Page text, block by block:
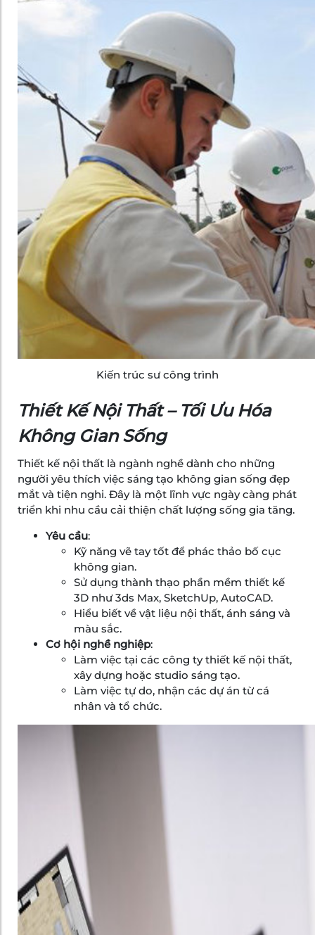
Kiến trúc sư công trình
Thiết Kế Nội Thất – Tối Ưu Hóa
Không Gian Sống
Thiết kế nội thất là ngành nghề dành cho những
người yêu thích việc sáng tạo không gian sống đẹp
mắt và tiện nghi. Đây là một lĩnh vực ngày càng phát
triển khi nhu cầu cải thiện chất lượng sống gia tăng.
Yêu cầu:
Kỹ năng vẽ tay tốt để phác thảo bố cục
không gian.
Sử dụng thành thạo phần mềm thiết kế
3D như 3ds Max, SketchUp, AutoCAD.
Hiểu biết về vật liệu nội thất, ánh sáng và
màu sắc.
Cơ hội nghề nghiệp:
Làm việc tại các công ty thiết kế nội thất,
xây dựng hoặc studio sáng tạo.
Làm việc tự do, nhận các dự án từ cá
nhân và tổ chức.